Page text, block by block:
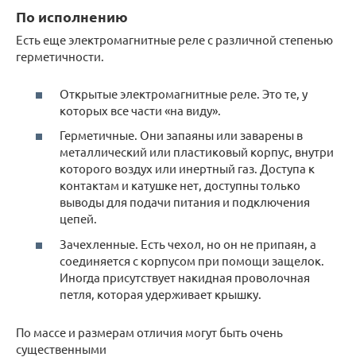
По исполнению
Есть еще электромагнитные реле с различной степенью
герметичности.
Открытые электромагнитные реле. Это те, у
которых все части «на виду».
Герметичные. Они запаяны или заварены в
металлический или пластиковый корпус, внутри
которого воздух или инертный газ. Доступа к
контактам и катушке нет, доступны только
выводы для подачи питания и подключения
цепей.
Зачехленные. Есть чехол, но он не припаян, а
соединяется с корпусом при помощи защелок.
Иногда присутствует накидная проволочная
петля, которая удерживает крышку.
По массе и размерам отличия могут быть очень
существенными